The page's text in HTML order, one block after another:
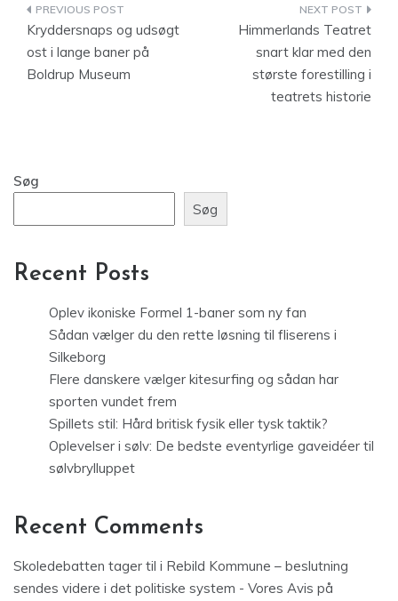
Indlægsnavigation
Kryddersnaps og udsøgt
ost i lange baner på
Boldrup Museum
Himmerlands Teatret
snart klar med den
største forestilling i
teatrets historie
Søg
Søg
Recent Posts
Oplev ikoniske Formel 1-baner som ny fan
Sådan vælger du den rette løsning til fliserens i
Silkeborg
Flere danskere vælger kitesurfing og sådan har
sporten vundet frem
Spillets stil: Hård britisk fysik eller tysk taktik?
Oplevelser i sølv: De bedste eventyrlige gaveidéer til
sølvbrylluppet
Recent Comments
Skoledebatten tager til i Rebild Kommune – beslutning
sendes videre i det politiske system - Vores Avis på